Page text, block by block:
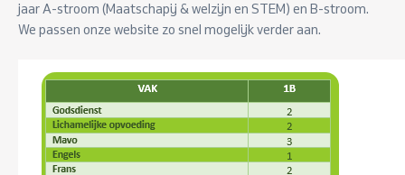
jaar A-stroom (Maatschapij & welzijn en STEM) en B-stroom.
We passen onze website zo snel mogelijk verder aan.